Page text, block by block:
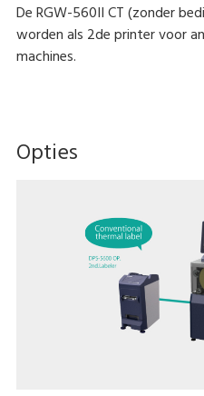
De RGW-560II CT (zonder
worden als 2de printer voor
machines.
Opties